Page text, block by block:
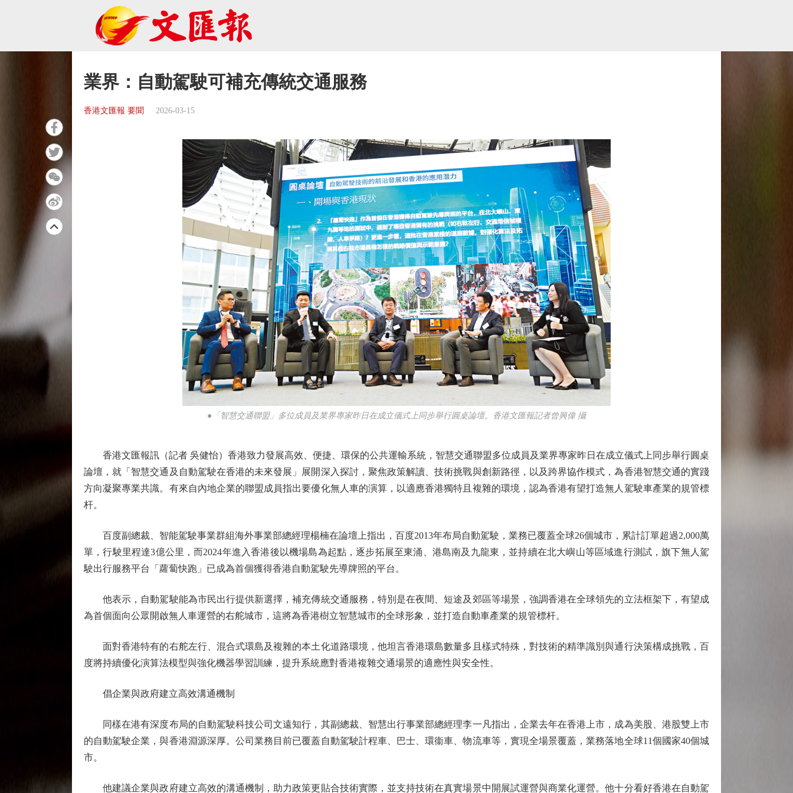
業界：自動駕駛可補充傳統交通服務
香港文匯報 要聞 2026-03-15
●「智慧交通聯盟」多位成員及業界專家昨日在成立儀式上同步舉行圓桌論壇。香港文匯報記者曾興偉 攝
香港文匯報訊（記者 吳健怡）香港致力發展高效、便捷、環保的公共運輸系統，智慧交通聯盟多位成員及業界專家昨日在成立儀式上同步舉行圓桌
論壇，就「智慧交通及自動駕駛在香港的未來發展」展開深入探討，聚焦政策解讀、技術挑戰與創新路徑，以及跨界協作模式，為香港智慧交通的實踐
方向凝聚專業共識。有來自內地企業的聯盟成員指出要優化無人車的演算，以適應香港獨特且複雜的環境，認為香港有望打造無人駕駛車產業的規管標
杆。
百度副總裁、智能駕駛事業群組海外事業部總經理楊楠在論壇上指出，百度2013年布局自動駕駛，業務已覆蓋全球26個城市，累計訂單超過2,000萬
單，行駛里程達3億公里，而2024年進入香港後以機場島為起點，逐步拓展至東涌、港島南及九龍東，並持續在北大嶼山等區域進行測試，旗下無人駕
駛出行服務平台「蘿蔔快跑」已成為首個獲得香港自動駕駛先導牌照的平台。
他表示，自動駕駛能為市民出行提供新選擇，補充傳統交通服務，特別是在夜間、短途及郊區等場景，強調香港在全球領先的立法框架下，有望成
為首個面向公眾開啟無人車運營的右舵城市，這將為香港樹立智慧城市的全球形象，並打造自動車產業的規管標杆。
面對香港特有的右舵左行、混合式環島及複雜的本土化道路環境，他坦言香港環島數量多且樣式特殊，對技術的精準識別與通行決策構成挑戰，百
度將持續優化演算法模型與強化機器學習訓練，提升系統應對香港複雜交通場景的適應性與安全性。
倡企業與政府建立高效溝通機制
同樣在港有深度布局的自動駕駛科技公司文遠知行，其副總裁、智慧出行事業部總經理李一凡指出，企業去年在香港上市，成為美股、港股雙上市
的自動駕駛企業，與香港淵源深厚。公司業務目前已覆蓋自動駕駛計程車、巴士、環衞車、物流車等，實現全場景覆蓋，業務落地全球11個國家40個城
市。
他建議企業與政府建立高效的溝通機制，助力政策更貼合技術實際，並支持技術在真實場景中開展試運營與商業化運營。他十分看好香港在自動駕